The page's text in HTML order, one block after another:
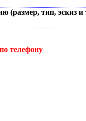
(размер, тип, эскиз
телефону